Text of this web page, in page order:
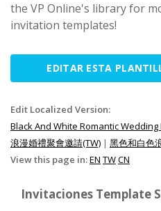
the VP Online's library for
invitation templates!
EDITAR ESTA
Edit Localized Version:
Black And White Romantic
浪漫婚禮聚會邀請(TW) | 黑色和白色
View this page in:EN TWCN
Invitaciones Template